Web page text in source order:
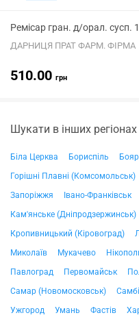
Ремісар гран. д/орал.
ДАРНИЦЯ ПРАТ ФАРМ. ФІРМА
510.00 грн
Шукати в інших регіонах
Біла Церква Бориспіль
Горішні Плавні (Комсомольськ)
Запоріжжя
Івано-Франківськ
Кам'янське (Дніпродзержинськ)
Кропивницький (Кіровоград)
Миколаїв
Мукачево
Павлоград
Первомайськ
Самар (Новомосковськ)
Ужгород
Умань Фастів